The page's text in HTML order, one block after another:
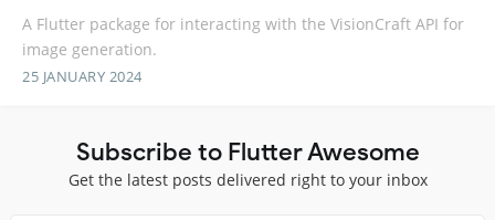
A Flutter package for interacting with the VisionCraft API for
image generation.
25 JANUARY 2024
Subscribe to Flutter Awesome
Get the latest posts delivered right to your inbox